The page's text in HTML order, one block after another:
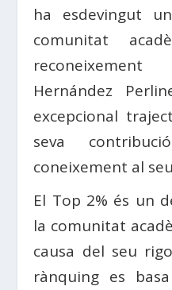
ha esdevingut
comunitat
Hernández
excepcional
seva
coneixement al
El Top 2% és un
la comunitat
causa del seu
rànquing es